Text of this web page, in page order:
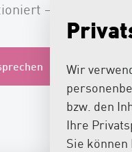
Wir
bzw. den
Ihre
Sie
– heute und
Zu